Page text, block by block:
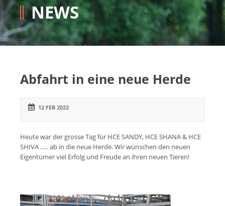
NEWS
Abfahrt in eine neue Herde
12 FEB 2022
Heute war der grosse Tag für HCE SANDY, HCE SHANA & HCE
SHIVA ….. ab in die neue Herde. Wir wünschen den neuen
Eigentümer viel Erfolg und Freude an ihren neuen Tieren!